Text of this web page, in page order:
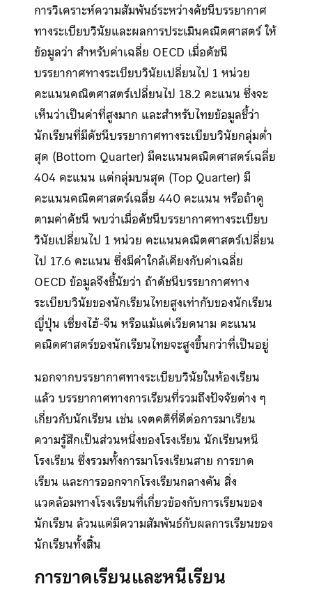
การวิเคราะห์ความสัมพันธ์ระหว่างดัชนีบรรยากาศ
ทางระเบียบวินัยและผลการประเมินคณิตศาสตร์ ให้
ข้อมูลว่า สำหรับค่าเฉลี่ย OECD เมื่อดัชนี
บรรยากาศทางระเบียบวินัยเปลี่ยนไป 1 หน่วย
คะแนนคณิตศาสตร์เปลี่ยนไป 18.2 คะแนน ซึ่งจะ
เห็นว่าเป็นค่าที่สูงมาก และสำหรับไทยข้อมูลชี้ว่า
นักเรียนที่มีดัชนีบรรยากาศทางระเบียบวินัยกลุ่มต่ำ
สุด (Bottom Quarter) มีคะแนนคณิตศาสตร์เฉลี่ย
404 คะแนน แต่กลุ่มบนสุด (Top Quarter) มี
คะแนนคณิตศาสตร์เฉลี่ย 440 คะแนน หรือถ้าดู
ตามค่าดัชนี พบว่าเมื่อดัชนีบรรยากาศทางระเบียบ
วินัยเปลี่ยนไป 1 หน่วย คะแนนคณิตศาสตร์เปลี่ยน
ไป 17.6 คะแนน ซึ่งมีค่าใกล้เคียงกับค่าเฉลี่ย
OECD ข้อมูลจึงชี้นัยว่า ถ้าดัชนีบรรยากาศทาง
ระเบียบวินัยของนักเรียนไทยสูงเท่ากับของนักเรียน
ญี่ปุ่น เซี่ยงไฮ้-จีน หรือแม้แต่เวียดนาม คะแนน
คณิตศาสตร์ของนักเรียนไทยจะสูงขึ้นกว่าที่เป็นอยู่
นอกจากบรรยากาศทางระเบียบวินัยในห้องเรียน
แล้ว บรรยากาศทางการเรียนที่รวมถึงปัจจัยต่าง ๆ
เกี่ยวกับนักเรียน เช่น เจตคติที่ดีต่อการมาเรียน
ความรู้สึกเป็นส่วนหนึ่งของโรงเรียน นักเรียนหนี
โรงเรียน ซึ่งรวมทั้งการมาโรงเรียนสาย การขาด
เรียน และการออกจากโรงเรียนกลางคัน สิ่ง
แวดล้อมทางโรงเรียนที่เกี่ยวข้องกับการเรียนของ
นักเรียน ล้วนแต่มีความสัมพันธ์กับผลการเรียนของ
นักเรียนทั้งสิ้น
การขาดเรียนและหนีเรียน